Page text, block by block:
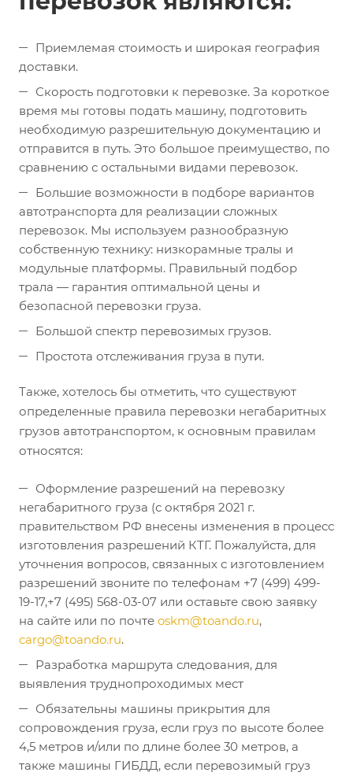
Приемлемая стоимость и широкая география
доставки.
Скорость подготовки к перевозке. За короткое
время мы готовы подать машину, подготовить
необходимую разрешительную документацию и
отправится в путь. Это большое преимущество, по
сравнению с остальными видами перевозок.
Большие возможности в подборе вариантов
автотранспорта для реализации сложных
перевозок. Мы используем разнообразную
собственную технику: низкорамные тралы и
модульные платформы. Правильный подбор
трала — гарантия оптимальной цены и
безопасной перевозки груза.
Большой спектр перевозимых грузов.
Простота отслеживания груза в пути.
Также, хотелось бы отметить, что существуют
определенные правила перевозки негабаритных
грузов автотранспортом, к основным правилам
относятся:
Оформление разрешений на перевозку
негабаритного груза (с октября 2021 г.
правительством РФ внесены изменения в процесс
изготовления разрешений КТГ. Пожалуйста, для
уточнения вопросов, связанных с изготовлением
разрешений звоните по телефонам +7 (499) 499-
19-17,+7 (495) 568-03-07 или оставьте свою заявку
на сайте или по почте oskm@toando.ru,
cargo@toando.ru.
Разработка маршрута следования, для
выявления труднопроходимых мест
Обязательны машины прикрытия для
сопровождения груза, если груз по высоте более
4,5 метров и/или по длине более 30 метров, а
также машины ГИБДД, если перевозимый груз